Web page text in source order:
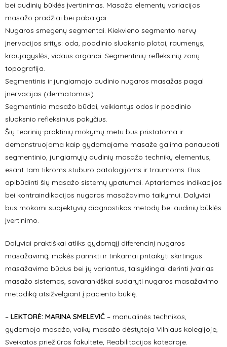
bei audinių būklės įvertinimas. Masažo elementų variacijos
masažo pradžiai bei pabaigai.
Nugaros smegenų segmentai. Kiekvieno segmento nervų
įnervacijos sritys: oda, poodinio sluoksnio plotai, raumenys,
kraujagyslės, vidaus organai. Segmentinių-refleksinių zonų
topografija.
Segmentinis ir jungiamojo audinio nugaros masažas pagal
įnervacijas (dermatomas).
Segmentinio masažo būdai, veikiantys odos ir poodinio
sluoksnio refleksinius pokyčius.
Šių teorinių-praktinių mokymų metu bus pristatoma ir
demonstruojama kaip gydomajame masaže galima panaudoti
segmentinio, jungiamųjų audinių masažo technikų elementus,
esant tam tikroms stuburo patologijoms ir traumoms. Bus
apibūdinti šių masažo sistemų ypatumai. Aptariamos indikacijos
bei kontraindikacijos nugaros masažavimo taikymui. Dalyviai
bus mokomi subjektyvių diagnostikos metodų bei audinių būklės
įvertinimo.
Dalyviai praktiškai atliks gydomąjį diferencinį nugaros
masažavimą, mokės parinkti ir tinkamai pritaikyti skirtingus
masažavimo būdus bei jų variantus, taisyklingai derinti įvairias
masažo sistemas, savarankiškai sudaryti nugaros masažavimo
metodiką atsižvelgiant į paciento būklę.
– LEKTORĖ: MARINA SMELEVIČ – manualinės technikos,
gydomojo masažo, vaikų masažo dėstytoja Vilniaus kolegijoje,
Sveikatos priežiūros fakultete, Reabilitacijos katedroje.